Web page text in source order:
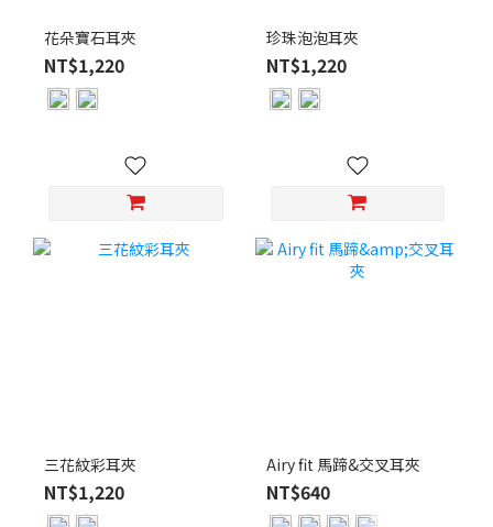
花朵寶石耳夾
NT$1,220
珍珠泡泡耳夾
NT$1,220
三花紋彩耳夾
NT$1,220
Airy fit 馬蹄&交叉耳夾
NT$640